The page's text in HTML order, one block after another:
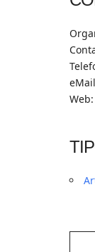
Web: